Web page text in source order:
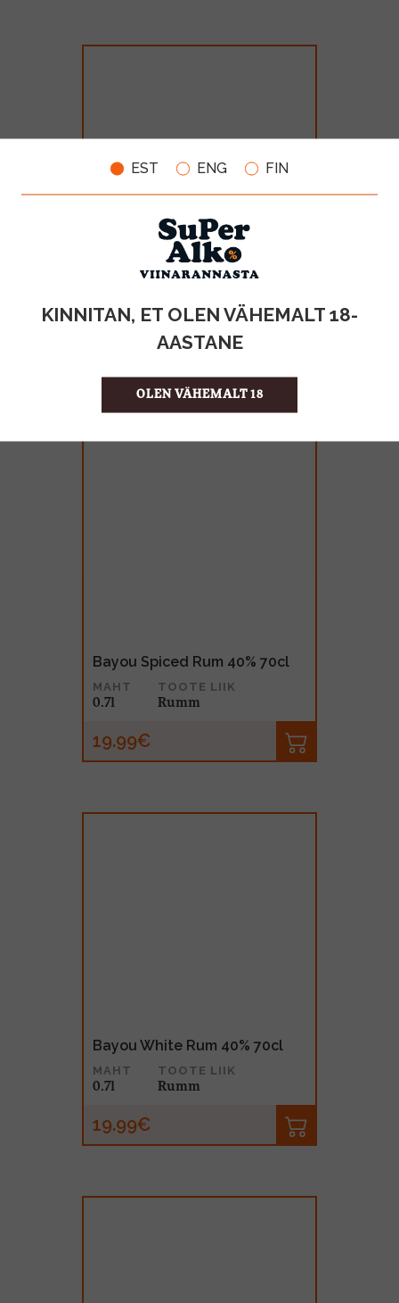
EST ENG FIN
KINNITAN, ET OLEN VÄHEMALT 18-
AASTANE
OLEN VÄHEMALT 18
Bonaparte Cognac 40% 70cl
0.7l
Cognac
Bayou Spiced Rum 40% 70cl
MAHT
0.7l
TOOTE LIIK
Rumm
19.99€
Bayou White Rum 40% 70cl
MAHT
0.7l
TOOTE LIIK
Rumm
19.99€